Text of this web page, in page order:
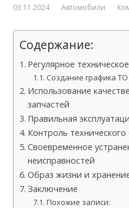
03.11.2024 Автомобили
Содержание:
Регулярное
Создание графика
Использование
запчастей
Правильная
Контроль
Своевременное
неисправностей
Образ жизни и
Заключение
Похожие записи: